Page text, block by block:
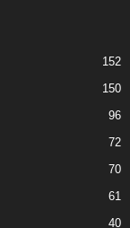
152
150
96
72
70
61
40